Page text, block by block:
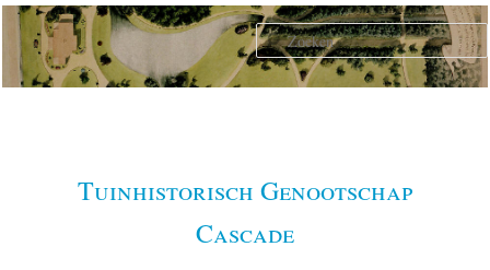
Spring
naar
primaire
Tuinhistorisch Genootschap
Cascade